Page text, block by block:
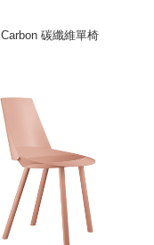
Carbon 碳纖維單椅